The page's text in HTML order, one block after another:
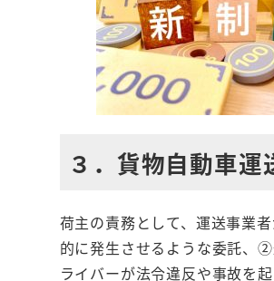
３．貨物自動車運
荷主の責務として、運送事業
的に発生させるような委託、
ライバーが法令違反や事故を